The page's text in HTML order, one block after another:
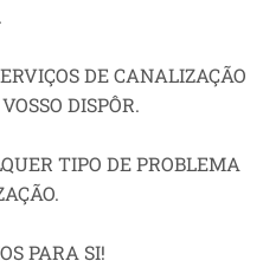
DE CANALIZAÇÃO
DISPÔR.
TIPO DE PROBLEMA
PARA SI!